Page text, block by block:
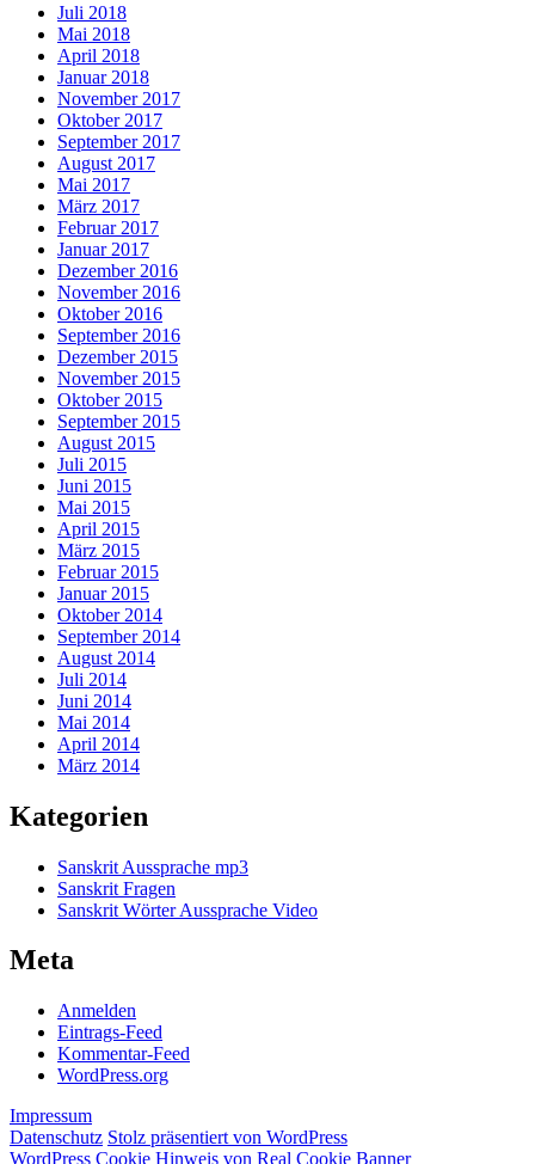
Juli 2018
Mai 2018
April 2018
Januar 2018
November 2017
Oktober 2017
September 2017
August 2017
Mai 2017
März 2017
Februar 2017
Januar 2017
Dezember 2016
November 2016
Oktober 2016
September 2016
Dezember 2015
November 2015
Oktober 2015
September 2015
August 2015
Juli 2015
Juni 2015
Mai 2015
April 2015
März 2015
Februar 2015
Januar 2015
Oktober 2014
September 2014
August 2014
Juli 2014
Juni 2014
Mai 2014
April 2014
März 2014
Kategorien
Sanskrit Aussprache mp3
Sanskrit Fragen
Sanskrit Wörter Aussprache Video
Meta
Anmelden
Eintrags-Feed
Kommentar-Feed
WordPress.org
Impressum
Datenschutz Stolz präsentiert von WordPress
WordPress Cookie Hinweis von Real Cookie Banner